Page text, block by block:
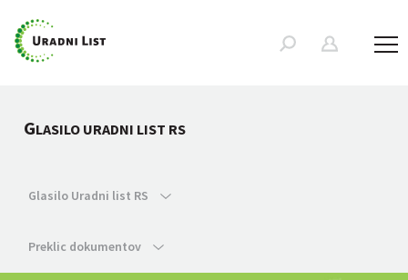
GLASILO URADNI LIST RS
Glasilo Uradni list RS
Preklic dokumentov